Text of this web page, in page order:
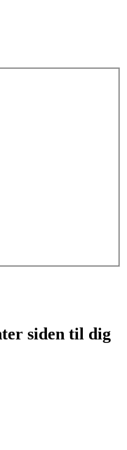
siden til dig